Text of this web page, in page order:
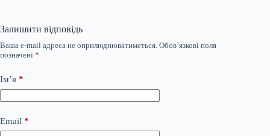
Залишити відповідь
Ваша e-mail адреса не оприлюднюватиметься. Обов’язкові поля
позначені *
Ім’я *
Email *